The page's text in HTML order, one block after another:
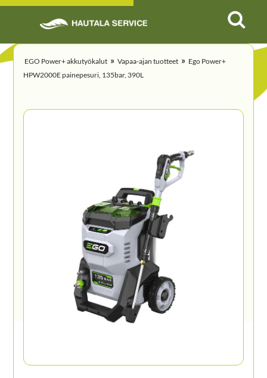
EGO Power+ akkutyökalut » Vapaa-ajan tuotteet » Ego Power+
HPW2000E painepesuri, 135bar, 390L